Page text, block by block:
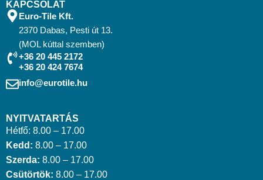
KAPCSOLAT
Euro-Tile Kft.
2370 Dabas, Pesti út 13.
(MOL kúttal szemben)
+36 20 445 2172
+36 20 424 7674
info@eurotile.hu
NYITVATARTÁS
Hétfő: 8.00 – 17.00
Kedd: 8.00 – 17.00
Szerda: 8.00 – 17.00
Csütörtök: 8.00 – 17.00